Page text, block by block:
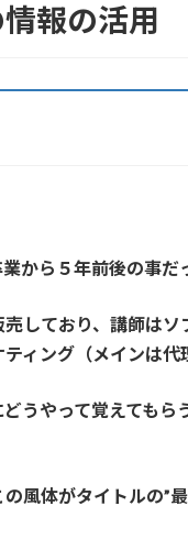
報の活用
から５年前後の事
しており、講師は
ィング（メインは代
うやって覚えても
風体がタイトルの”